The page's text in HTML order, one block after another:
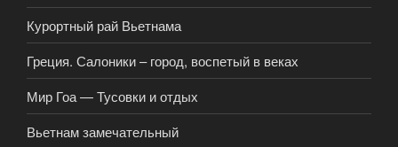
Курортный рай Вьетнама
Греция. Салоники – город, воспетый в веках
Мир Гоа — Тусовки и отдых
Вьетнам замечательный